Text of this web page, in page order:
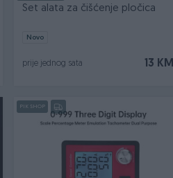
Set alata za čišćenje pločica
Novo
13 KM
prije jednog sata
PIK SHOP